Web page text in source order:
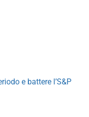
e battere l’S&P